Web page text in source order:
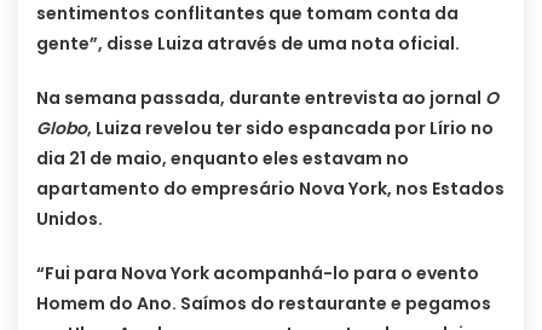
sentimentos conflitantes que tomam conta da
gente”, disse Luiza através de uma nota oficial.
Na semana passada, durante entrevista ao jornal O
Globo, Luiza revelou ter sido espancada por Lírio no
dia 21 de maio, enquanto eles estavam no
apartamento do empresário Nova York, nos Estados
Unidos.
“Fui para Nova York acompanhá-lo para o evento
Homem do Ano. Saímos do restaurante e pegamos